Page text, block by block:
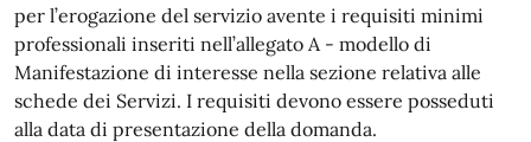
per l’erogazione del servizio avente i requisiti minimi
professionali inseriti nell’allegato A - modello di
Manifestazione di interesse nella sezione relativa alle
schede dei Servizi. I requisiti devono essere posseduti
alla data di presentazione della domanda.